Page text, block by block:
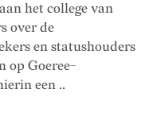
het college van
over de
en statushouders
op Goeree-
een ..